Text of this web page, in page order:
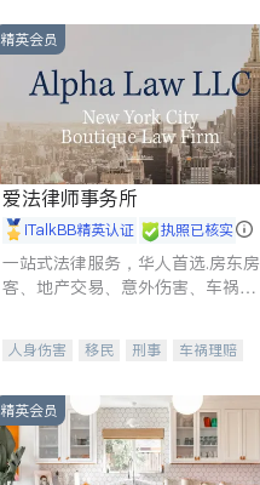
精英会员
爱法律师事务所
iTalkBB精英认证 执照已核实
一站式法律服务，华人首选.房东房
客、地产交易、意外伤害、车祸重
人身伤害 移民 刑事
车祸理赔
商标注册
索赔 律师-其它 保释
精英会员